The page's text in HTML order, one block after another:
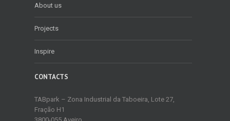
About us
Projects
Inspire
CONTACTS
TABpark – Zona Industrial da Taboeira, Lote 27,
Fração H1